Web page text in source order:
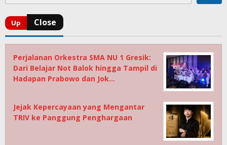
Perjalanan Orkestra SMA NU 1 Gresik:
Dari Belajar Not Balok hingga Tampil di
Hadapan Prabowo dan Jok…
Jejak Kepercayaan yang Mengantar
TRIV ke Panggung Penghargaan